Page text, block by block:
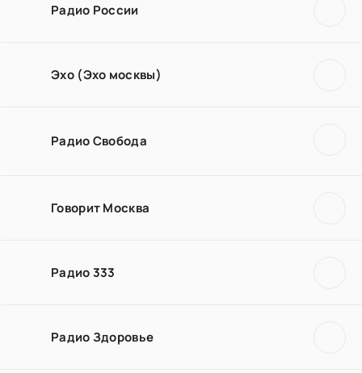
Радио России
Эхо (Эхо москвы)
Радио Свобода
Говорит Москва
Радио 333
Радио Здоровье